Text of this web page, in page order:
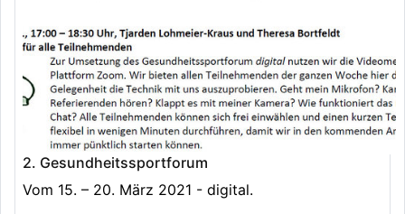
2. Gesundheitssportforum
Vom 15. – 20. März 2021 - digital.